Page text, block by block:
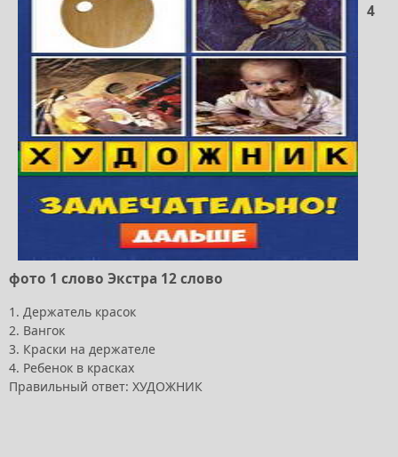
4
фото 1 слово Экстра 12 слово
1. Держатель красок
2. Вангок
3. Краски на держателе
4. Ребенок в красках
Правильный ответ: ХУДОЖНИК